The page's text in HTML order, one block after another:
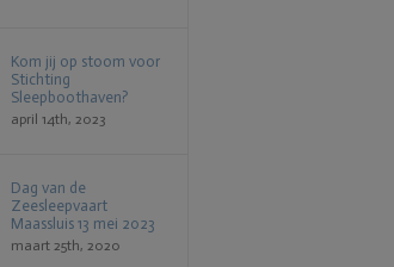
Kom jij op stoom voor
Stichting
Sleepboothaven?
april 14th, 2023
Dag van de
Zeesleepvaart
Maassluis 13 mei 2023
maart 25th, 2020